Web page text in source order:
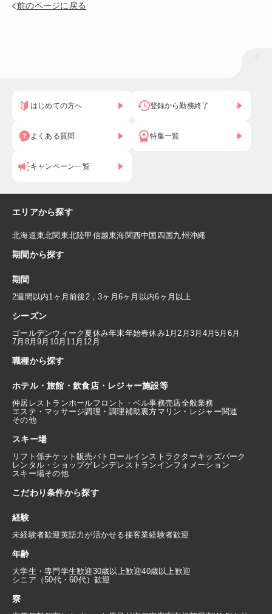
前のページに戻る
はじめての方へ 登録から勤務終了
よくある質問 特集一覧
キャンペーン一覧
エリアから探す
北海道東北関東北陸甲信越東海関西中国 四国 九州 沖縄
期間から探す
期間
2週間以内1ヶ月前後2，3ヶ月 6ヶ月以内6ヶ月以上
シーズン
ゴールデンウィーク 夏休み年末年始春休み1月2月3月 4月5月 6月
7月 8月9月 10月 11月 12月
職種から探す
ホテル・旅館・飲食店・レジャー施設等
仲居 レストランホールフロント・ベル事務売店全般業務
エステ・マッサージ調理・調理補助裏方マリン・レジャー関連
その他
スキー場
リフト係チケット販売パトロールインストラクターキッズパーク
レンタル・ショップゲレンデレストラン インフォメーション
スキー場その他
こだわり条件から探す
経験
未経験者歓迎英語力が活かせる接客業経験者歓迎
年齢
大学生・専門学生歓迎30歳以上歓迎40歳以上歓迎
シニア（50代・60代）歓迎
寮